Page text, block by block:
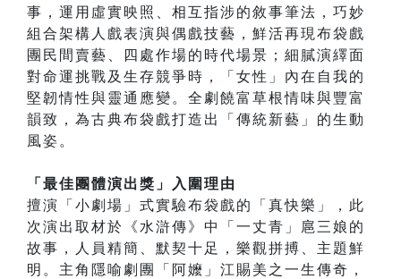
事，運用虛實映照、相互指涉的敘事筆法，巧妙
組合架構人戲表演與偶戲技藝，鮮活再現布袋戲
團民間賣藝、四處作場的時代場景；細膩演繹面
對命運挑戰及生存競爭時，「女性」內在自我的
堅韌情性與靈通應變。全劇饒富草根情味與豐富
韻致，為古典布袋戲打造出「傳統新藝」的生動
風姿。
「最佳團體演出獎」入圍理由
擅演「小劇場」式實驗布袋戲的「真快樂」，此
次演出取材於《水滸傳》中「一丈青」扈三娘的
故事，人員精簡、默契十足，樂觀拼搏、主題鮮
明。主角隱喻劇團「阿嬤」江賜美之一生傳奇，